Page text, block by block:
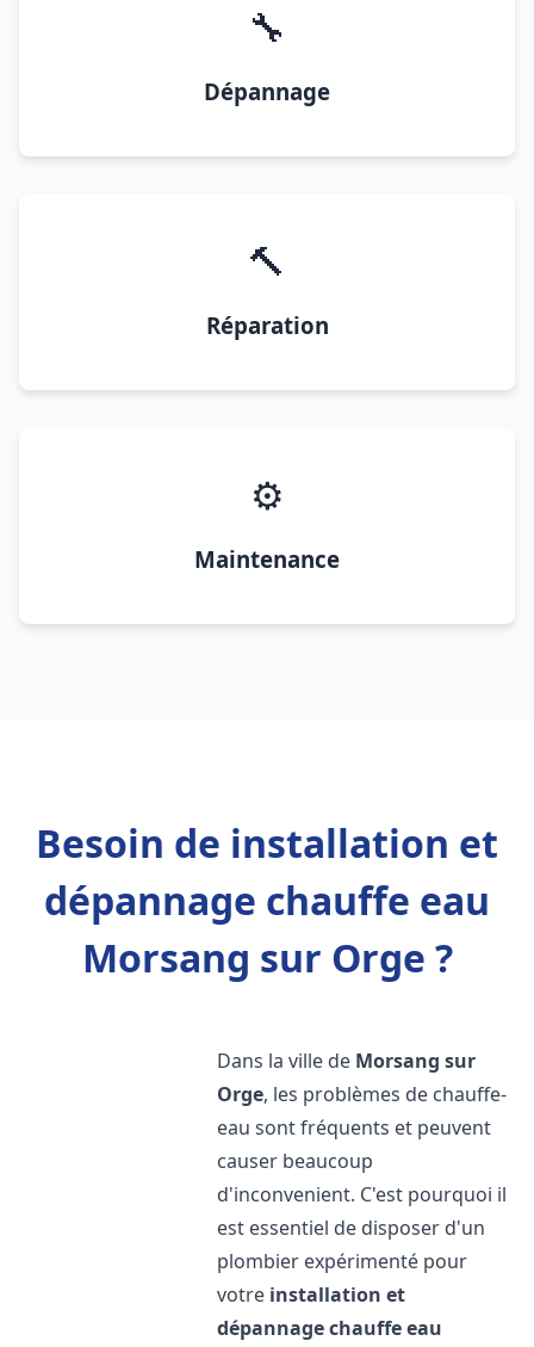
🔧
Dépannage
🔨
Réparation
⚙️
Maintenance
Besoin de installation et
dépannage chauffe eau
Morsang sur Orge ?
Dans la ville de Morsang sur
Orge, les problèmes de chauffe-
eau sont fréquents et peuvent
causer beaucoup
d'inconvenient. C'est pourquoi il
est essentiel de disposer d'un
plombier expérimenté pour
votre installation et
dépannage chauffe eau